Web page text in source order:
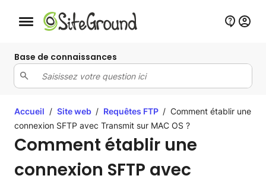
Bouton de navigation mobile
Base de connaissances
Accueil / Site web / Requêtes FTP / Comment établir une
connexion SFTP avec Transmit sur MAC OS ?
Comment établir une
connexion SFTP avec